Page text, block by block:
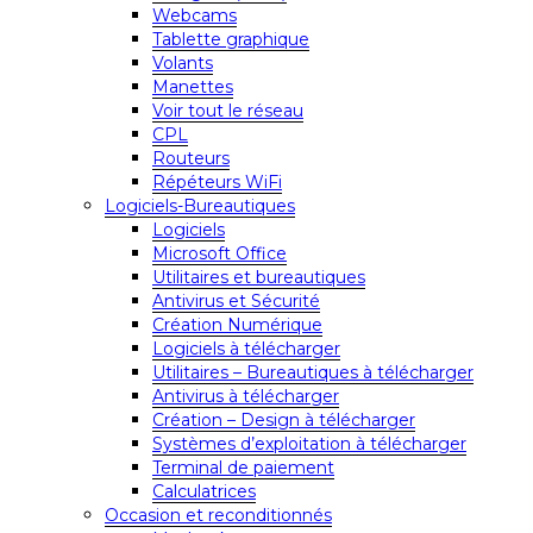
Webcams
Tablette graphique
Volants
Manettes
Voir tout le réseau
CPL
Routeurs
Répéteurs WiFi
Logiciels-Bureautiques
Logiciels
Microsoft Office
Utilitaires et bureautiques
Antivirus et Sécurité
Création Numérique
Logiciels à télécharger
Utilitaires – Bureautiques à télécharger
Antivirus à télécharger
Création – Design à télécharger
Systèmes d’exploitation à télécharger
Terminal de paiement
Calculatrices
Occasion et reconditionnés